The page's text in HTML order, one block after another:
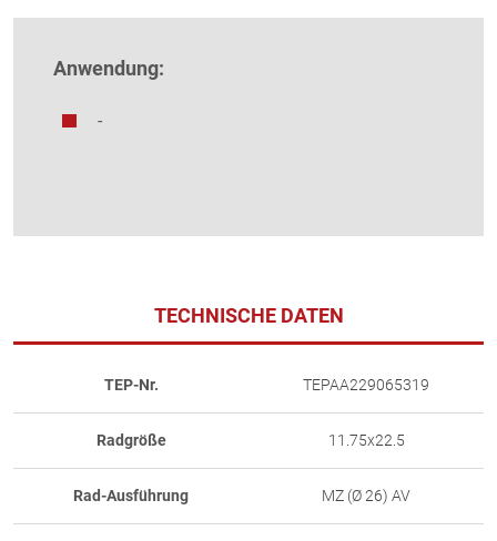
Anwendung:
-
TECHNISCHE DATEN
TEP-Nr. TEPAA229065319
Radgröße 11.75x22.5
Rad-Ausführung MZ (Ø 26) AV